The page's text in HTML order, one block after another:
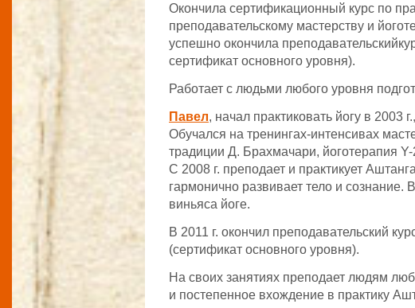
Окончила сертификационный курс по
преподавательскому мастерству и
успешно окончила
сертификат основного уровня).
Работает с людьми любого уровня
Павел, начал практиковать йогу в 2003
Обучался на тренингах-интенсивах
традиции Д. Брахмачари, йоготерапия Y-
С 2008 г. преподает и практикует
гармонично развивает тело и
виньяса йоге.
В 2011 г. окончил преподавательский
(сертификат основного уровня).
На своих занятиях преподает людям
и постепенное вхождение в практику